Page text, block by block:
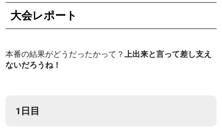
大会レポート
本番の結果がどうだったかって？上出来と言って差し支え
ないだろうね！
1日目